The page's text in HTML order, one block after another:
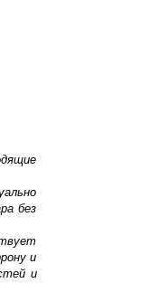
без
и
и